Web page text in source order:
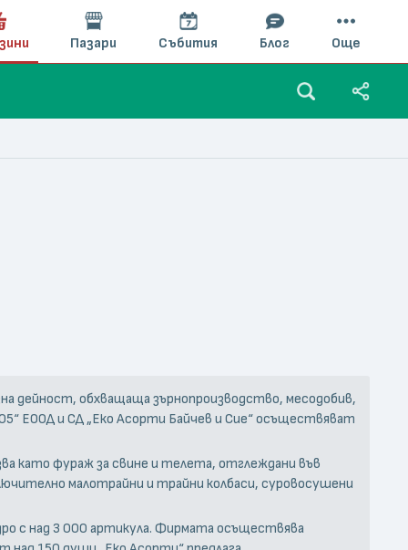
дейност, обхващаща зърнопроизводство, месодобив,
ЕООД и СД „Еко Асорти Байчев и Сие“ осъществяват
като фураж за свине и телета, отглеждани във
малотрайни и трайни колбаси, суровосушени
с над 3 000 артикула. Фирмата осъществява
Пазари Събития Блог Още